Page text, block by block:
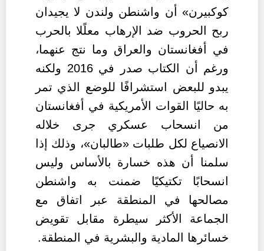
كوكبيرن» أن واشنطن ولندن لا يجيدان
ربح الحروب ضد الإرهاب معلًلا بالحرب
في أفغانستان والعراق وما نتج عنهما،
ورغم أن الكتاب صدر في 2016 ولكنه
يبدو للبعض استشرافًا للوضع الذي تمر
به حاليًا القوات الأمريكية في أفغانستان
من انسحاب عسكري جرى خلاله
الانصياع لكل طلبات «طالبان»، وذلك إذا
سلمنا أن هذه خسارة بالأساس وليس
انسحابًا تكتيكيًا ضمنت به واشنطن
مصالحها في المنطقة عبر اتفاق مع
الجماعة الأكثر سيطرة مقابل تقويض
خسائرها المادية والبشرية في المنطقة.